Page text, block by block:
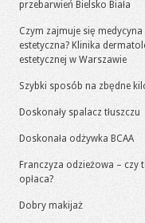
przebarwień Bielsko Biała
Czym zajmuje się medycyna
estetyczna? Klinika
estetycznej w Warszawie
Szybki sposób na zbędne
Doskonały spalacz tłuszczu
Doskonała odżywka BCAA
Franczyza odzieżowa – czy
opłaca?
Dobry makijaż